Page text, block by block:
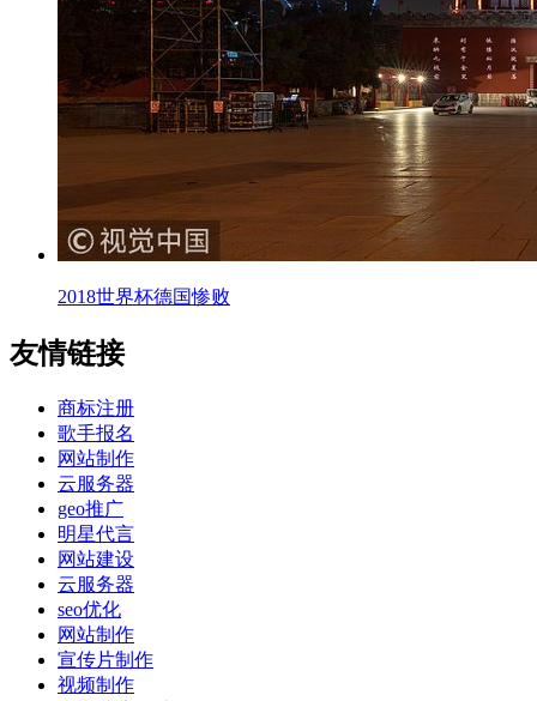
2018世界杯德国惨败
友情链接
商标注册
歌手报名
网站制作
云服务器
geo推广
明星代言
网站建设
云服务器
seo优化
网站制作
宣传片制作
视频制作